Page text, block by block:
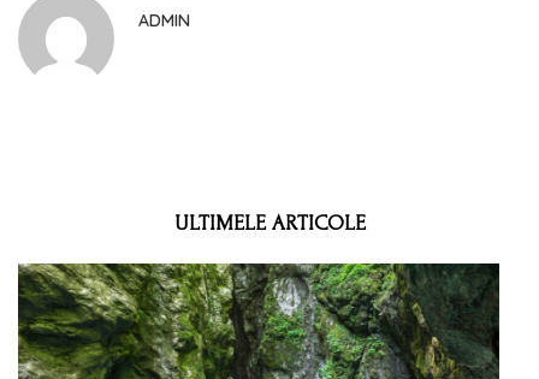
ADMIN
ULTIMELE ARTICOLE